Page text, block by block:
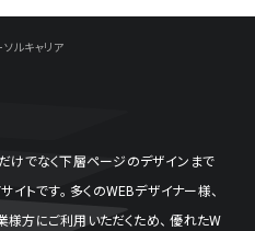
ルキャリア
けでなく下層ページのデザインまで
イトです。 多くのWEBデザイナー様、
方にご利用いただくため、 優れたW